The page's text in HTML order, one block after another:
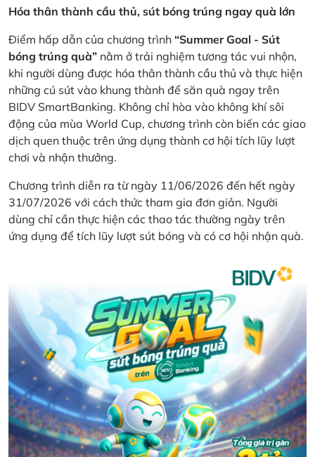
Hóa thân thành cầu thủ, sút bóng trúng ngay quà lớn
Điểm hấp dẫn của chương trình “Summer Goal - Sút
bóng trúng quà” nằm ở trải nghiệm tương tác vui nhộn,
khi người dùng được hóa thân thành cầu thủ và thực hiện
những cú sút vào khung thành để săn quà ngay trên
BIDV SmartBanking. Không chỉ hòa vào không khí sôi
động của mùa World Cup, chương trình còn biến các giao
dịch quen thuộc trên ứng dụng thành cơ hội tích lũy lượt
chơi và nhận thưởng.
Chương trình diễn ra từ ngày 11/06/2026 đến hết ngày
31/07/2026 với cách thức tham gia đơn giản. Người
dùng chỉ cần thực hiện các thao tác thường ngày trên
ứng dụng để tích lũy lượt sút bóng và có cơ hội nhận quà.